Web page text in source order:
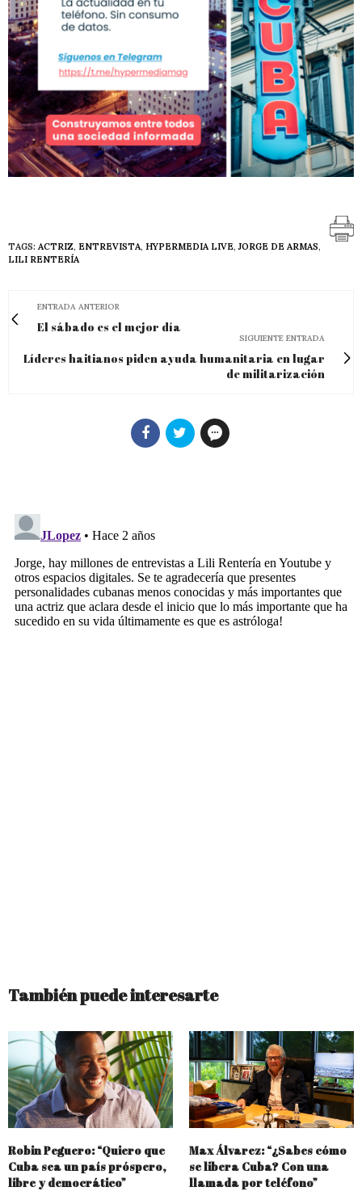
TAGS: ACTRIZ, ENTREVISTA, HYPERMEDIA LIVE,JORGE DE ARMAS,
LILI RENTERÍA
ENTRADA ANTERIOR
El sábado es el mejor día
SIGUIENTE ENTRADA
Líderes haitianos piden ayuda humanitaria en lugar
de militarización
También puede interesarte
Robin Peguero: “Quiero que
Cuba sea un país próspero,
libre y democrático”
Max Álvarez: “¿Sabes cómo
se libera Cuba? Con una
llamada por teléfono”